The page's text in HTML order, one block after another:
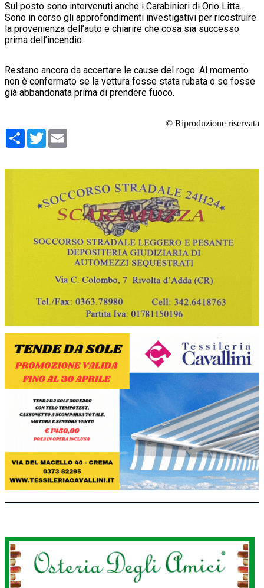
Sul posto sono intervenuti anche i Carabinieri di Orio Litta.
Sono in corso gli approfondimenti investigativi per ricostruire
la provenienza dell’auto e chiarire che cosa sia successo
prima dell’incendio.
Restano ancora da accertare le cause del rogo. Al momento
non è confermato se la vettura fosse stata rubata o se fosse
già abbandonata prima di prendere fuoco.
© Riproduzione riservata
Condividi
Twitter